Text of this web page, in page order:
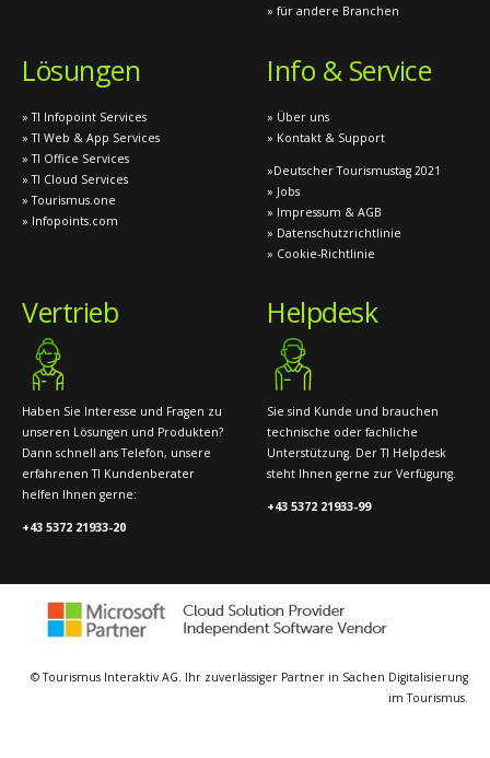
» für andere Branchen
Lösungen
» TI Infopoint Services
» TI Web & App Services
» TI Office Services
» TI Cloud Services
» Tourismus.one
» Infopoints.com
Info & Service
» Über uns
» Kontakt & Support
»Deutscher Tourismustag 2021
» Jobs
» Impressum & AGB
» Datenschutzrichtlinie
» Cookie-Richtlinie
Vertrieb
Haben Sie Interesse und Fragen zu
unseren Lösungen und Produkten?
Dann schnell ans Telefon, unsere
erfahrenen TI Kundenberater
helfen Ihnen gerne:
+43 5372 21933-20
Helpdesk
Sie sind Kunde und brauchen
technische oder fachliche
Unterstützung. Der TI Helpdesk
steht Ihnen gerne zur Verfügung.
+43 5372 21933-99
© Tourismus Interaktiv AG. Ihr zuverlässiger Partner in Sachen Digitalisierung
im Tourismus.